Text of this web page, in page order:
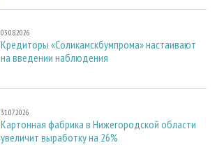
03.08.2026
Кредиторы «Соликамскбумпрома» настаивают
на введении наблюдения
31.07.2026
Картонная фабрика в Нижегородской области
увеличит выработку на 26%